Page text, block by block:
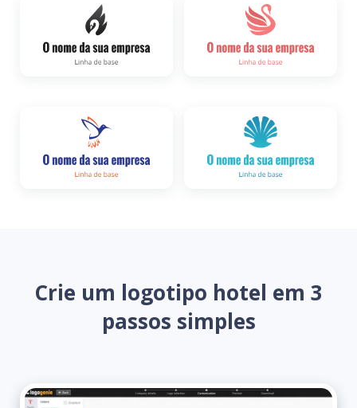
Crie um logotipo hotel em 3
passos simples